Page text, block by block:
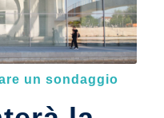
un sondaggio